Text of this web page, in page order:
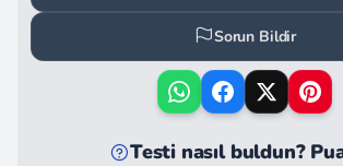
Sorun Bildir
Testi nasıl buldun?